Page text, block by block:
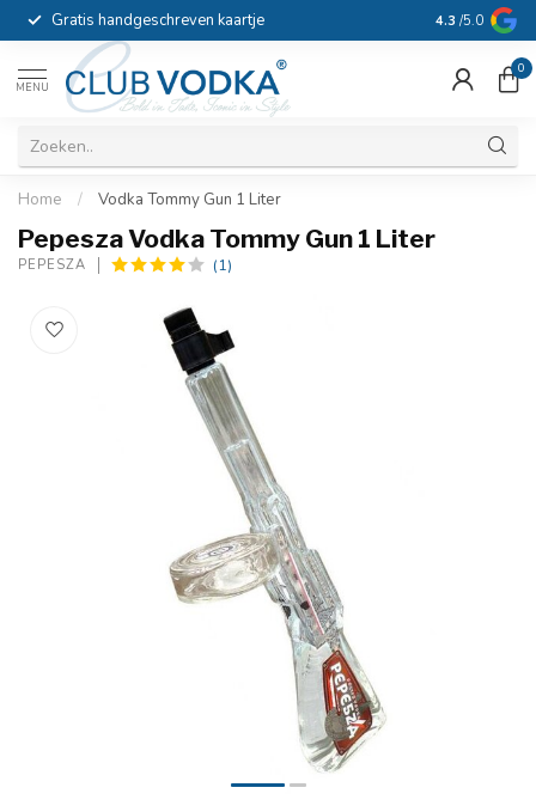
Gratis handgeschreven kaartje Voor 16:00
4.3 /5.0
MENU
0
Home / Vodka Tommy Gun 1 Liter
Pepesza Vodka Tommy Gun 1 Liter
PEPESZA (1)